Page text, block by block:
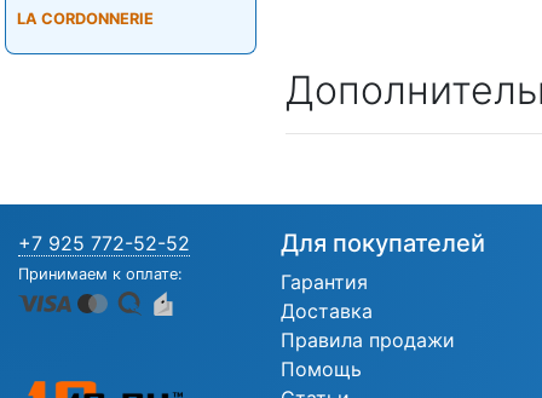
LA CORDONNERIE
+7 925 772-52-52
Принимаем к оплате:
Для покупателей
Гарантия
Доставка
Правила продажи
Помощь